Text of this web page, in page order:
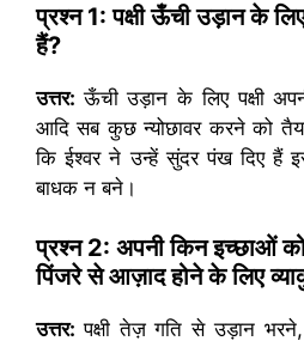
प्रश्न1: पक्षी ऊँची उड़ान के
हैं?
उत्तर: ऊँची उड़ान के लिए पक्षी
आदि सब कुछ न्योछावर करने को
कि ईश्वर ने उन्हें सुंदर पंख दिए हैं
बाधक न बने।
प्रश्न2: अपनी किन इच्छाओं
पिंजरे से आज़ाद होने के लिए
उत्तर: पक्षी तेज़ गति से उड़ान